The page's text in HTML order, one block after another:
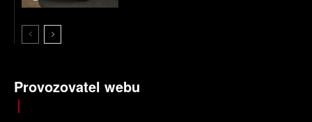
Provozovatel webu